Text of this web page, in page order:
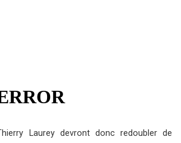
Laurey devront donc redoubler de